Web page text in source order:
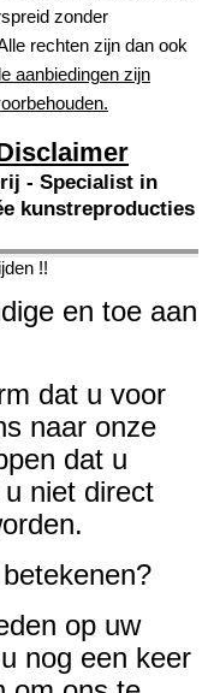
zonder
rechten zijn dan ook
aanbiedingen zijn
- Specialist in
kunstreproducties
!!
en toe aan
dat u voor
naar onze
dat u
niet direct
op uw
nog een keer